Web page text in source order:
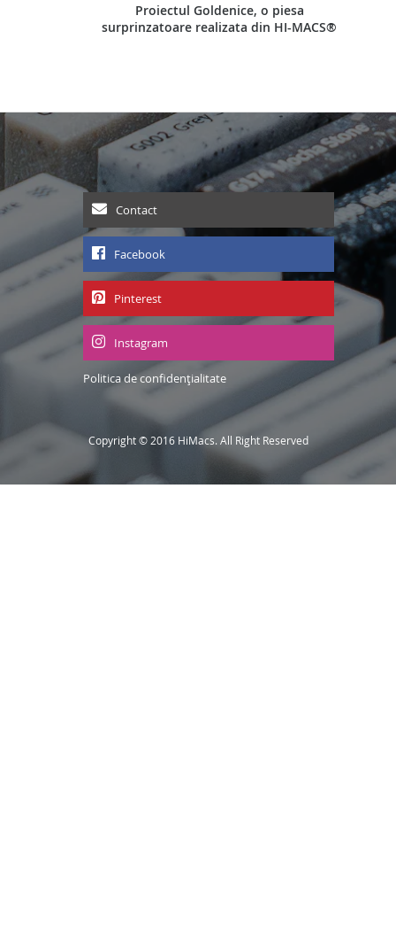
Proiectul Goldenice, o piesa
surprinzatoare realizata din HI-MACS®
Contact
Facebook
Pinterest
Instagram
Politica de confidențialitate
Copyright © 2016 HiMacs. All Right Reserved